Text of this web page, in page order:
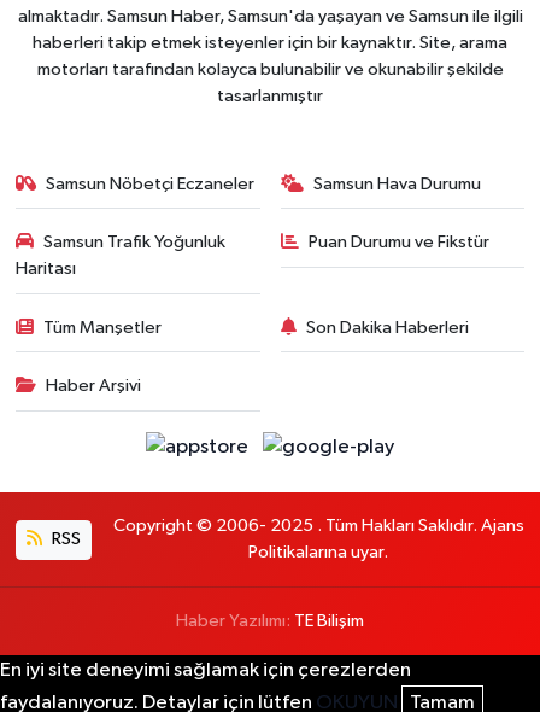
almaktadır. Samsun Haber, Samsun'da yaşayan ve Samsun ile ilgili
haberleri takip etmek isteyenler için bir kaynaktır. Site, arama
motorları tarafından kolayca bulunabilir ve okunabilir şekilde
tasarlanmıştır
Samsun Nöbetçi Eczaneler Samsun Hava Durumu
Samsun Trafik Yoğunluk
Haritası
Puan Durumu ve Fikstür
Tüm Manşetler Son Dakika Haberleri
Haber Arşivi
RSS
Copyright © 2006- 2025 . Tüm Hakları Saklıdır. Ajans
Politikalarına uyar.
Haber Yazılımı: TE Bilişim
En iyi site deneyimi sağlamak için çerezlerden
faydalanıyoruz. Detaylar için lütfen OKUYUN Tamam